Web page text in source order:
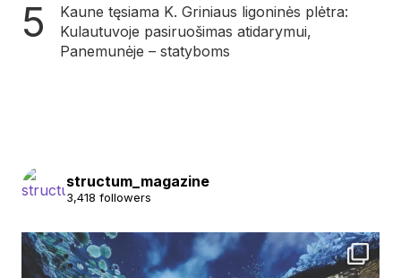
Kaune tęsiama K. Griniaus ligoninės plėtra:
Kulautuvoje pasiruošimas atidarymui,
Panemunėje – statyboms
structum_magazine
3,418 followers